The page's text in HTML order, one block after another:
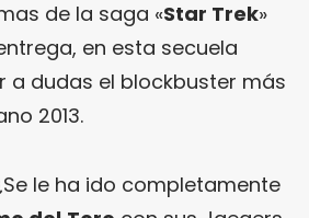
de la saga «Star Trek»
en esta secuela
a dudas el blockbuster más
2013.
le ha ido completamente